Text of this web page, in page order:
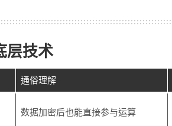
层技术
通俗理解
数据加密后也能直接参与运算